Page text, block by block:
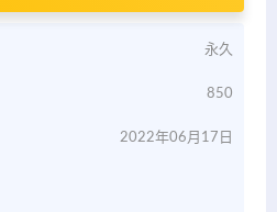
永久
850
2022年06月17日